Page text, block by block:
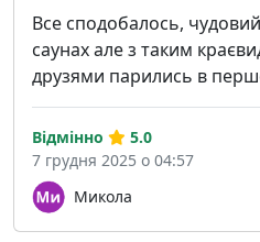
Все сподобалось,
саунах але з таким
друзями парились в
Микола
Відмінно
5.0
7 грудня 2025 о 04:57